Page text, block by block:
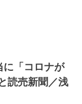
に「コロナが
読売新聞／浅